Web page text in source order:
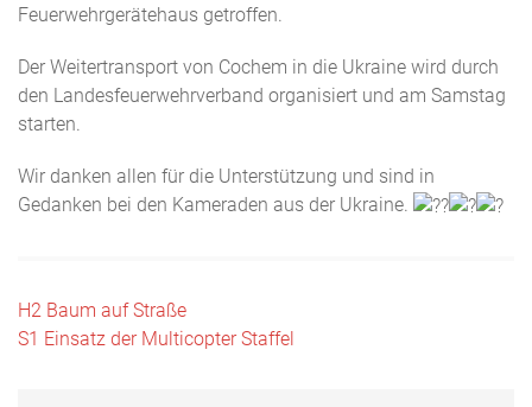
Feuerwehrgerätehaus getroffen.
Der Weitertransport von Cochem in die Ukraine wird durch
den Landesfeuerwehrverband organisiert und am Samstag
starten.
Wir danken allen für die Unterstützung und sind in
Gedanken bei den Kameraden aus der Ukraine.
Beitragsnavigation
H2 Baum auf Straße
S1 Einsatz der Multicopter Staffel